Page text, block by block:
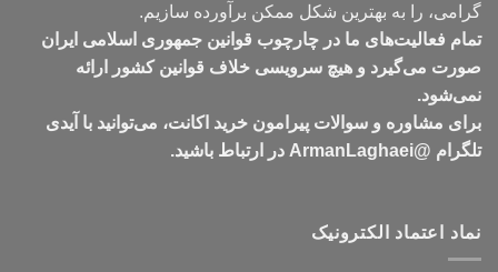
گرامی، را به بهترین شکل ممکن برآورده سازیم.
تمام فعالیت‌های ما در چارچوب قوانین جمهوری اسلامی ایران
صورت می‌گیرد و هیچ سرویسی خلاف قوانین کشور ارائه
نمی‌شود.
برای مشاوره و سوالات پیرامون خرید اکانت، می‌توانید با آیدی
تلگرام @ArmanLaghaei در ارتباط باشید.
نماد اعتماد الکترونیک